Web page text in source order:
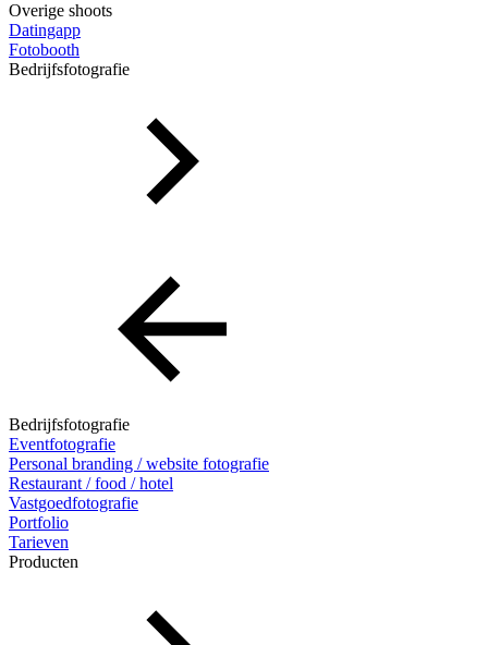
Overige shoots
Datingapp
Fotobooth
Bedrijfsfotografie
Bedrijfsfotografie
Eventfotografie
Personal branding / website fotografie
Restaurant / food / hotel
Vastgoedfotografie
Portfolio
Tarieven
Producten